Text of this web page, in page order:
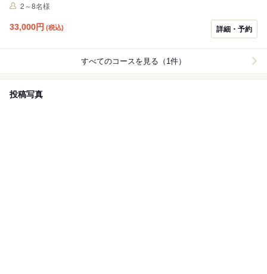
2～8名様
33,000円 (税込) 詳細・予約
すべてのコースを見る（1件）
投稿写真